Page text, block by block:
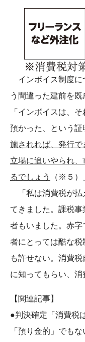
インボイス制度に
う間違った建前を既
「インボイスは、
預かった、という証
施されれば、発行
立場に追いやられ、
るでしょう
（※５）
「私は消費税が払
てきました。課税
者もいました。赤
者にとっては酷な税
も許せない。消費
に知ってもらい、消
【関連記事】
●判決確定「消費税
「預り金的」でも